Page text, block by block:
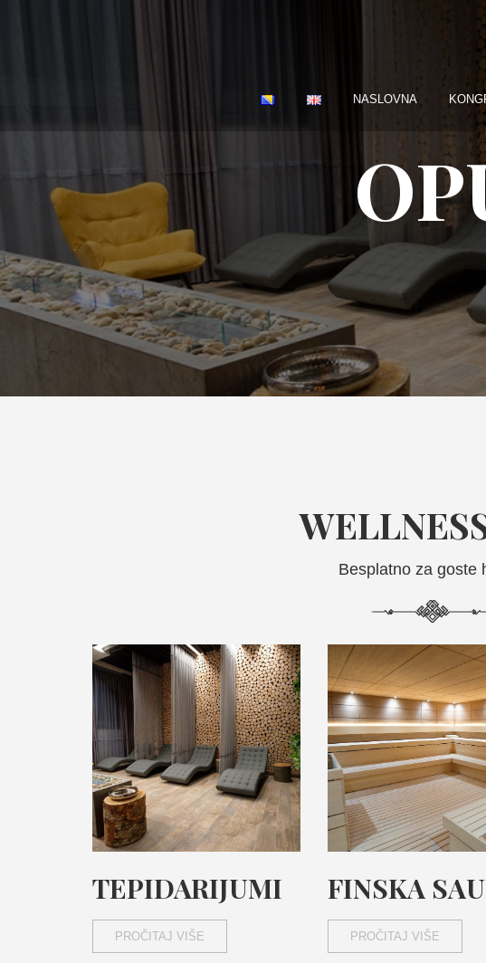
NASLOVNA
Besplatno za goste
TEPIDARIJUMI
PROČITAJ VIŠE
FINSKA
PROČITAJ VIŠE